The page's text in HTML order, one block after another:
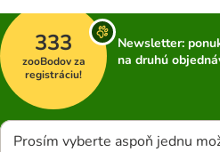
333
zooBodov za
registráciu!
Newsletter:
na druhú
Prosím vyberte aspoň jednu